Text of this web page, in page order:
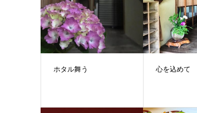
ホタル舞う 心を込めて